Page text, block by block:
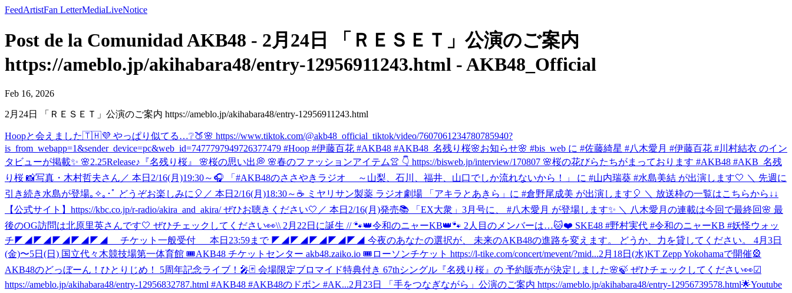
FeedArtistFan LetterMediaLiveNotice
Post de la Comunidad AKB48 - 2月24日 「ＲＥＳＥＴ」公演のご案内
https://ameblo.jp/akihabara48/entry-12956911243.html - AKB48_Official
Feb 16, 2026
2月24日 「ＲＥＳＥＴ」公演のご案内 https://ameblo.jp/akihabara48/entry-12956911243.html
Hoopと会えました🇹🇭💜 やっぱり似てる…❔🍑🌸 https://www.tiktok.com/@akb48_official_tiktok/video/7607061234780785940?
is_from_webapp=1&sender_device=pc&web_id=7477797949726377479 #Hoop #伊藤百花 #AKB48 #AKB48_名残り桜🌸お知らせ🌸 #bis_web に #佐藤綺星 #八木愛月 #伊藤百花 #川村結衣 のイン
タビューが掲載✨ 🌸2.25Release♪『名残り桜』 🌸桜の思い出💭 🌸春のファッションアイテム👚 👇 https://bisweb.jp/interview/170807 🌸桜の花びらたちがまっております #AKB48 #AKB_名残
り桜 📸写真・木村哲夫さん ／ 本日2/16(月)19:30～🎧 「#AKB48のささやきラジオ ～山梨、石川、福井、山口でしか流れないから！」 に #山内瑞葵 #水島美結 が出演します🤍 ＼ 先週に
引き続き水島が登場｡✧｡･ﾟ どうぞお楽しみに🎈 ／ 本日2/16(月)18:30～☕ ミヤリサン製薬 ラジオ劇場 「アキラとあきら」に #倉野尾成美 が出演します🎈 ＼ 放送枠の一覧はこちらから↓↓
【公式サイト】https://kbc.co.jp/r-radio/akira_and_akira/ ぜひお聴きください🤍 ／ 本日2/16(月)発売📚 「EX大衆」3月号に、 #八木愛月 が登場します✨ ＼ 八木愛月の連載は今回で最終回🌸 最
後のOG訪問は北原里英さんです🤍 ぜひチェックしてください👀\\ 2月22日に誕生 // 🐾👑令和のニャーKB👑🐾 2人目のメンバーは…🐱❤️ SKE48 #野村実代 #令和のニャーKB #妖怪ウォッ
チ ◤◢◤◢◤◢◤◢◤◢ チケット一般受付 本日23:59まで ◤◢◤◢◤◢◤◢◤◢ 今夜のあなたの選択が、 未来のAKB48の進路を変えます。 どうか、力を貸してください。 4月3日
(金)〜5日(日) 国立代々木競技場第一体育館 🎟AKB48 チケットセンター akb48.zaiko.io 🎟ローソンチケット https://l-tike.com/concert/mevent/?mid...2月18日(水)KT Zepp Yokohamaで開催🎡
AKB48のどっぼーん！ひとりじめ！ 5周年記念ライブ！🎤🃏 会場限定ブロマイド特典付き 67thシングル『名残り桜』の 予約販売が決定しました🌸🍃 ぜひチェックしてください👀☑︎
https://ameblo.jp/akihabara48/entry-12956832787.html #AKB48 #AKB48のドボン #AK...2月23日 「手をつなぎながら」公演のご案内 https://ameblo.jp/akihabara48/entry-12956739578.html🌟Youtube